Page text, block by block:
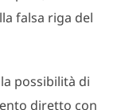
falsa riga del
possibilità di
diretto con